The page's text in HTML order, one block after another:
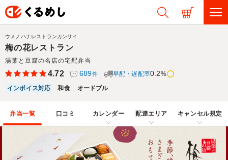
梅の花レストラン
湯葉と豆腐の名店の宅配弁当
ウメノハナレストランカンサイ
4.72 689件 早配・遅配率0.2%
インボイス対応
和食 オードブル
弁当一覧 口コミ カレンダー 配達エリア キャンセル規定